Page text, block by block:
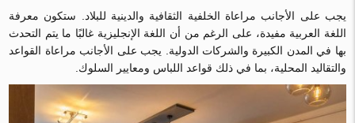
يجب على الأجانب مراعاة الخلفية الثقافية والدينية للبلاد. ستكون معرفة
اللغة العربية مفيدة، على الرغم من أن اللغة الإنجليزية غالبًا ما يتم التحدث
بها في المدن الكبيرة والشركات الدولية. يجب على الأجانب مراعاة القواعد
والتقاليد المحلية، بما في ذلك قواعد اللباس ومعايير السلوك.